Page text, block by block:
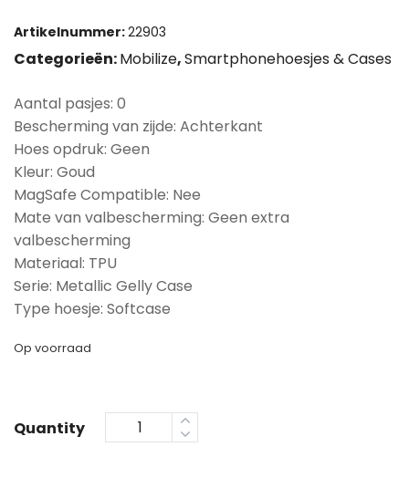
Artikelnummer:22903
Categorieën:Mobilize,Smartphonehoesjes & Cases
Aantal pasjes: 0
Bescherming van zijde: Achterkant
Hoes opdruk: Geen
Kleur: Goud
MagSafe Compatible: Nee
Mate van valbescherming: Geen extra
valbescherming
Materiaal: TPU
Serie: Metallic Gelly Case
Type hoesje: Softcase
Op voorraad
Quantity